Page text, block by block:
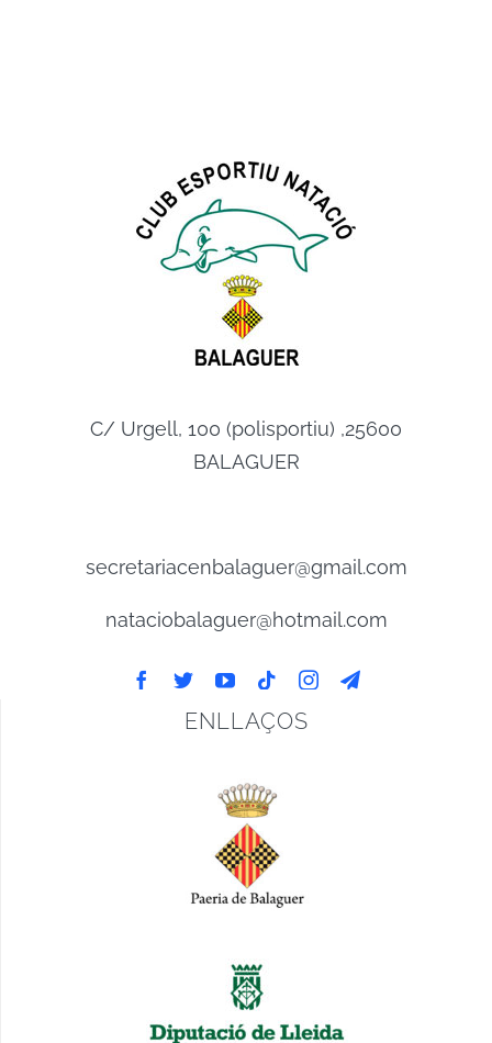
C/ Urgell, 100 (polisportiu) ,25600
BALAGUER
secretariacenbalaguer@gmail.com
nataciobalaguer@hotmail.com
ENLLAÇOS